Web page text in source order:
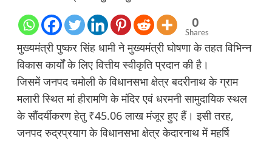
0
Shares
मुख्यमंत्री पुष्कर सिंह धामी ने मुख्यमंत्री घोषणा के तहत विभिन्न
विकास कार्यों के लिए वित्तीय स्वीकृति प्रदान की है।
जिसमें जनपद चमोली के विधानसभा क्षेत्र बदरीनाथ के ग्राम
मलारी स्थित मां हीरामणि के मंदिर एवं धरमनी सामुदायिक स्थल
के सौंदर्यीकरण हेतु ₹45.06 लाख मंजूर हुए हैं। इसी तरह,
जनपद रुद्रप्रयाग के विधानसभा क्षेत्र केदारनाथ में महर्षि